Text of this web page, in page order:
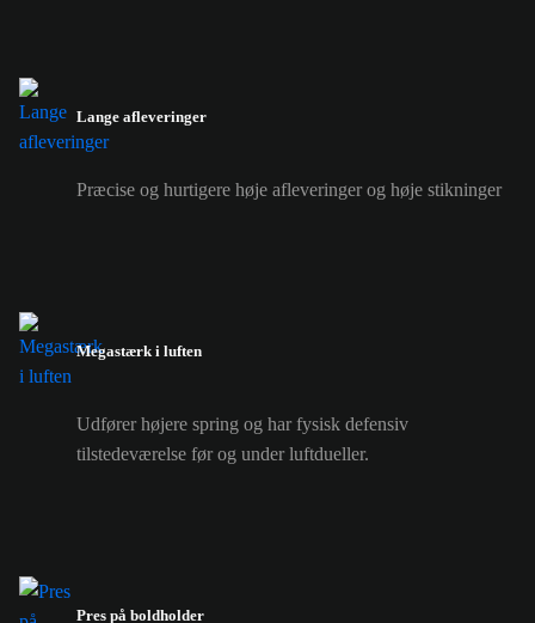
Lange afleveringer
Præcise og hurtigere høje afleveringer og høje stikninger
Megastærk i luften
Udfører højere spring og har fysisk defensiv
tilstedeværelse før og under luftdueller.
Pres på boldholder